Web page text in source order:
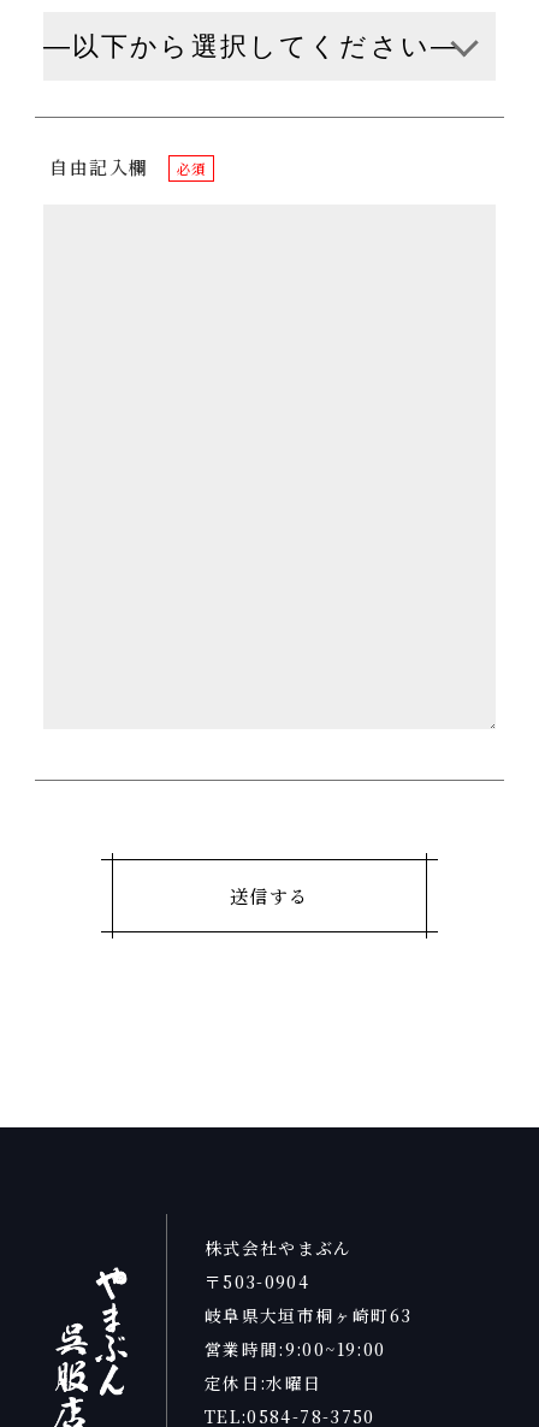
自由記入欄 必須
株式会社やまぶん
〒503-0904
岐阜県大垣市桐ヶ崎町63
営業時間:9:00~19:00
定休日:水曜日
TEL:0584-78-3750